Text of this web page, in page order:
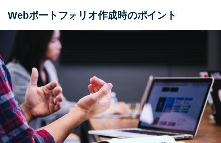
Webポートフォリオ作成時のポイント